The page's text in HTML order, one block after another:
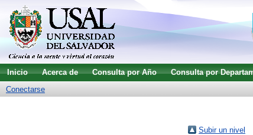
Inicio Acerca de Consulta por Año Consulta por
Conectarse
Subir un nivel